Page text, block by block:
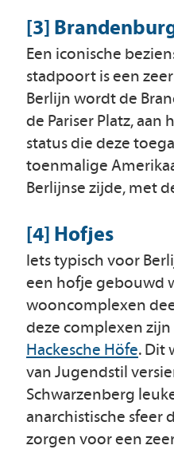
[3]
Een iconische
stadpoort is een
Berlijn wordt de
de Pariser Platz,
status die deze
toenmalige
Berlijnse zijde, met
[4] Hofjes
Iets typisch voor
een hofje gebouwd
wooncomplexen
deze complexen
Hackesche Höfe. Dit
van Jugendstil
Schwarzenberg
anarchistische sfeer
zorgen voor een